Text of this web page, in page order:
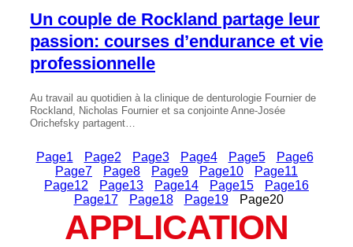
Un couple de Rockland partage leur
passion: courses d’endurance et vie
professionnelle
Au travail au quotidien à la clinique de denturologie Fournier de
Rockland, Nicholas Fournier et sa conjointe Anne-Josée
Orichefsky partagent…
Page1 Page2 Page3 Page4 Page5 Page6
Page7 Page8 Page9 Page10 Page11
Page12 Page13 Page14 Page15 Page16
Page17 Page18 Page19 Page20
APPLICATION